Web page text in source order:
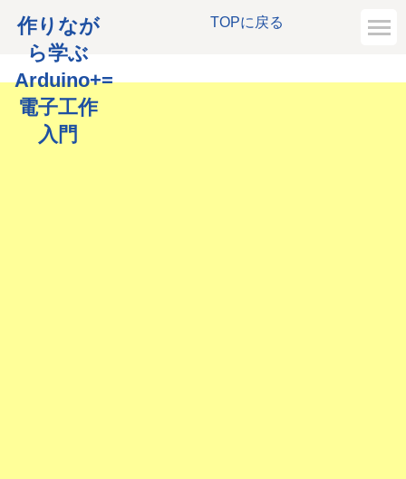
TOPに戻る
作りなが
ら学ぶ
Arduino+=
電子工作
入門